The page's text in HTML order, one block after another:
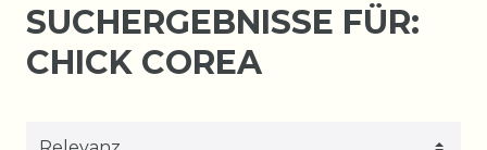
SUCHERGEBNISSE FÜR:
CHICK COREA